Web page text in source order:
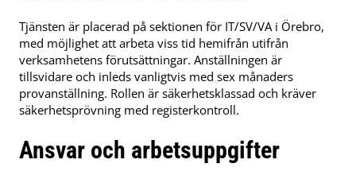
Tjänsten är placerad på sektionen för IT/SV/VA i Örebro,
med möjlighet att arbeta viss tid hemifrån utifrån
verksamhetens förutsättningar. Anställningen är
tillsvidare och inleds vanligtvis med sex månaders
provanställning. Rollen är säkerhetsklassad och kräver
säkerhetsprövning med registerkontroll.
Ansvar och arbetsuppgifter